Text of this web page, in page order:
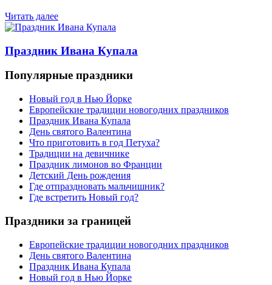
Читать далее
Праздник Ивана Купала
Популярные праздники
Новый год в Нью Йорке
Европейские традиции новогодних праздников
Праздник Ивана Купала
День святого Валентина
Что приготовить в год Петуха?
Традиции на девичнике
Праздник лимонов во Франции
Детский День рождения
Где отпраздновать мальчишник?
Где встретить Новый год?
Праздники за границей
Европейские традиции новогодних праздников
День святого Валентина
Праздник Ивана Купала
Новый год в Нью Йорке